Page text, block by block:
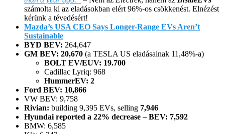
számolta ki az eladásokban elért 96%-os csökkenést. Elnézést
kérünk a tévedésért!
Mazda’s USA CEO Says Longer-Range EVs Aren’t
Sustainable
BYD BEV: 264,647
GM BEV: 20,670 (a TESLA US eladásainak 11,48%-a)
BOLT EV/EUV: 19.700
Cadillac Lyriq: 968
HummerEV: 2
Ford BEV: 10,866
VW BEV: 9,758
Rivian: building 9,395 EVs, selling 7,946
Hyundai reported a 22% decrease – BEV: 7,592
BMW: 6,585